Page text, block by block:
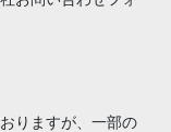
りますが、一部の